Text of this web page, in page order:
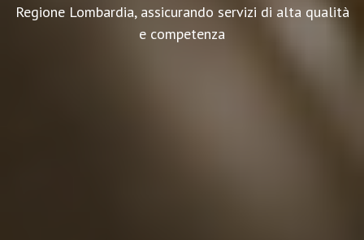
Regione Lombardia, assicurando servizi di alta qualità
e competenza